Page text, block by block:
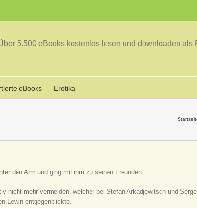
5.500 eBooks kostenlos lesen und downloaden als
eBooks Erotika
den Arm und ging mit ihm zu seinen Freunden.
nicht mehr vermeiden, welcher bei Stefan Arkadjewitsch und
Lewin entgegenblickte.